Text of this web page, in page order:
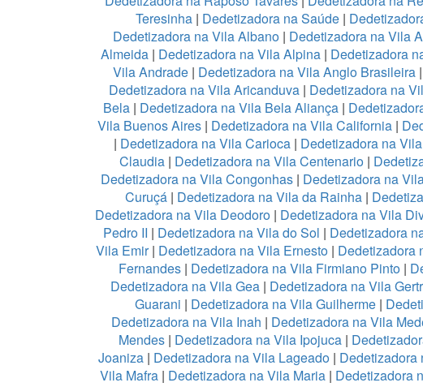
Teresinha| Dedetizadora na Saúde|
Dedetizadora na Vila Albano | Dedetizadora na Vila
Almeida | Dedetizadora na Vila Alpina | Dedetizadora
Vila Andrade | Dedetizadora na Vila Anglo Brasileira |
Dedetizadora na Vila Aricanduva | Dedetizadora na
Bela| Dedetizadora na Vila Bela Aliança|
Vila Buenos Aires | Dedetizadora na Vila California |
| Dedetizadora na Vila Carioca| Dedetizadora na
Claudia| Dedetizadora na Vila Centenario|
Dedetizadora na Vila Congonhas| Dedetizadora na
Curuçá | Dedetizadora na Vila da Rainha |
Dedetizadora na Vila Deodoro | Dedetizadora na Vila
Pedro II | Dedetizadora na Vila do Sol | Dedetizadora
Vila Emir| Dedetizadora na Vila Ernesto| Dedetizadora
Fernandes | Dedetizadora na Vila Firmiano Pinto |
Dedetizadora na Vila Gea | Dedetizadora na Vila
Guarani | Dedetizadora na Vila Guilherme|
Dedetizadora na Vila Inah | Dedetizadora na Vila
Mendes | Dedetizadora na Vila Ipojuca |
Joaniza| Dedetizadora na Vila Lageado| Dedetizadora
Vila Mafra | Dedetizadora na Vila Maria| Dedetizadora